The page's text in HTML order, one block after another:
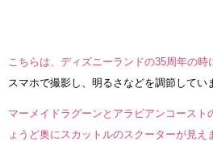
こちらは、ディズニーランドの35周年の時
スマホで撮影し、明るさなどを調節してい
マーメイドラグーンとアラビアンコースト
ょうど奥にスカットルのスクーターが見え